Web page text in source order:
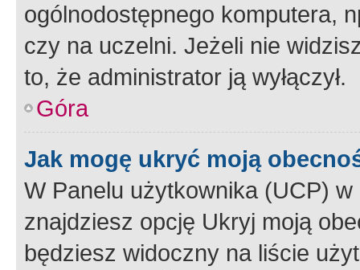
ogólnodostępnego komputera,
czy na uczelni. Jeżeli nie
to, że administrator ją wyłączył.
Góra
Jak mogę ukryć moją
W Panelu użytkownika (UCP) w
znajdziesz opcję Ukryj moją
będziesz widoczny na liście